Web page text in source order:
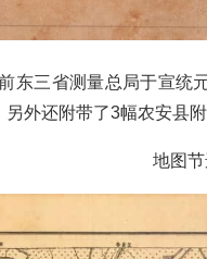
东三省测量总局于宣统
外还附带了3幅农安县
地图